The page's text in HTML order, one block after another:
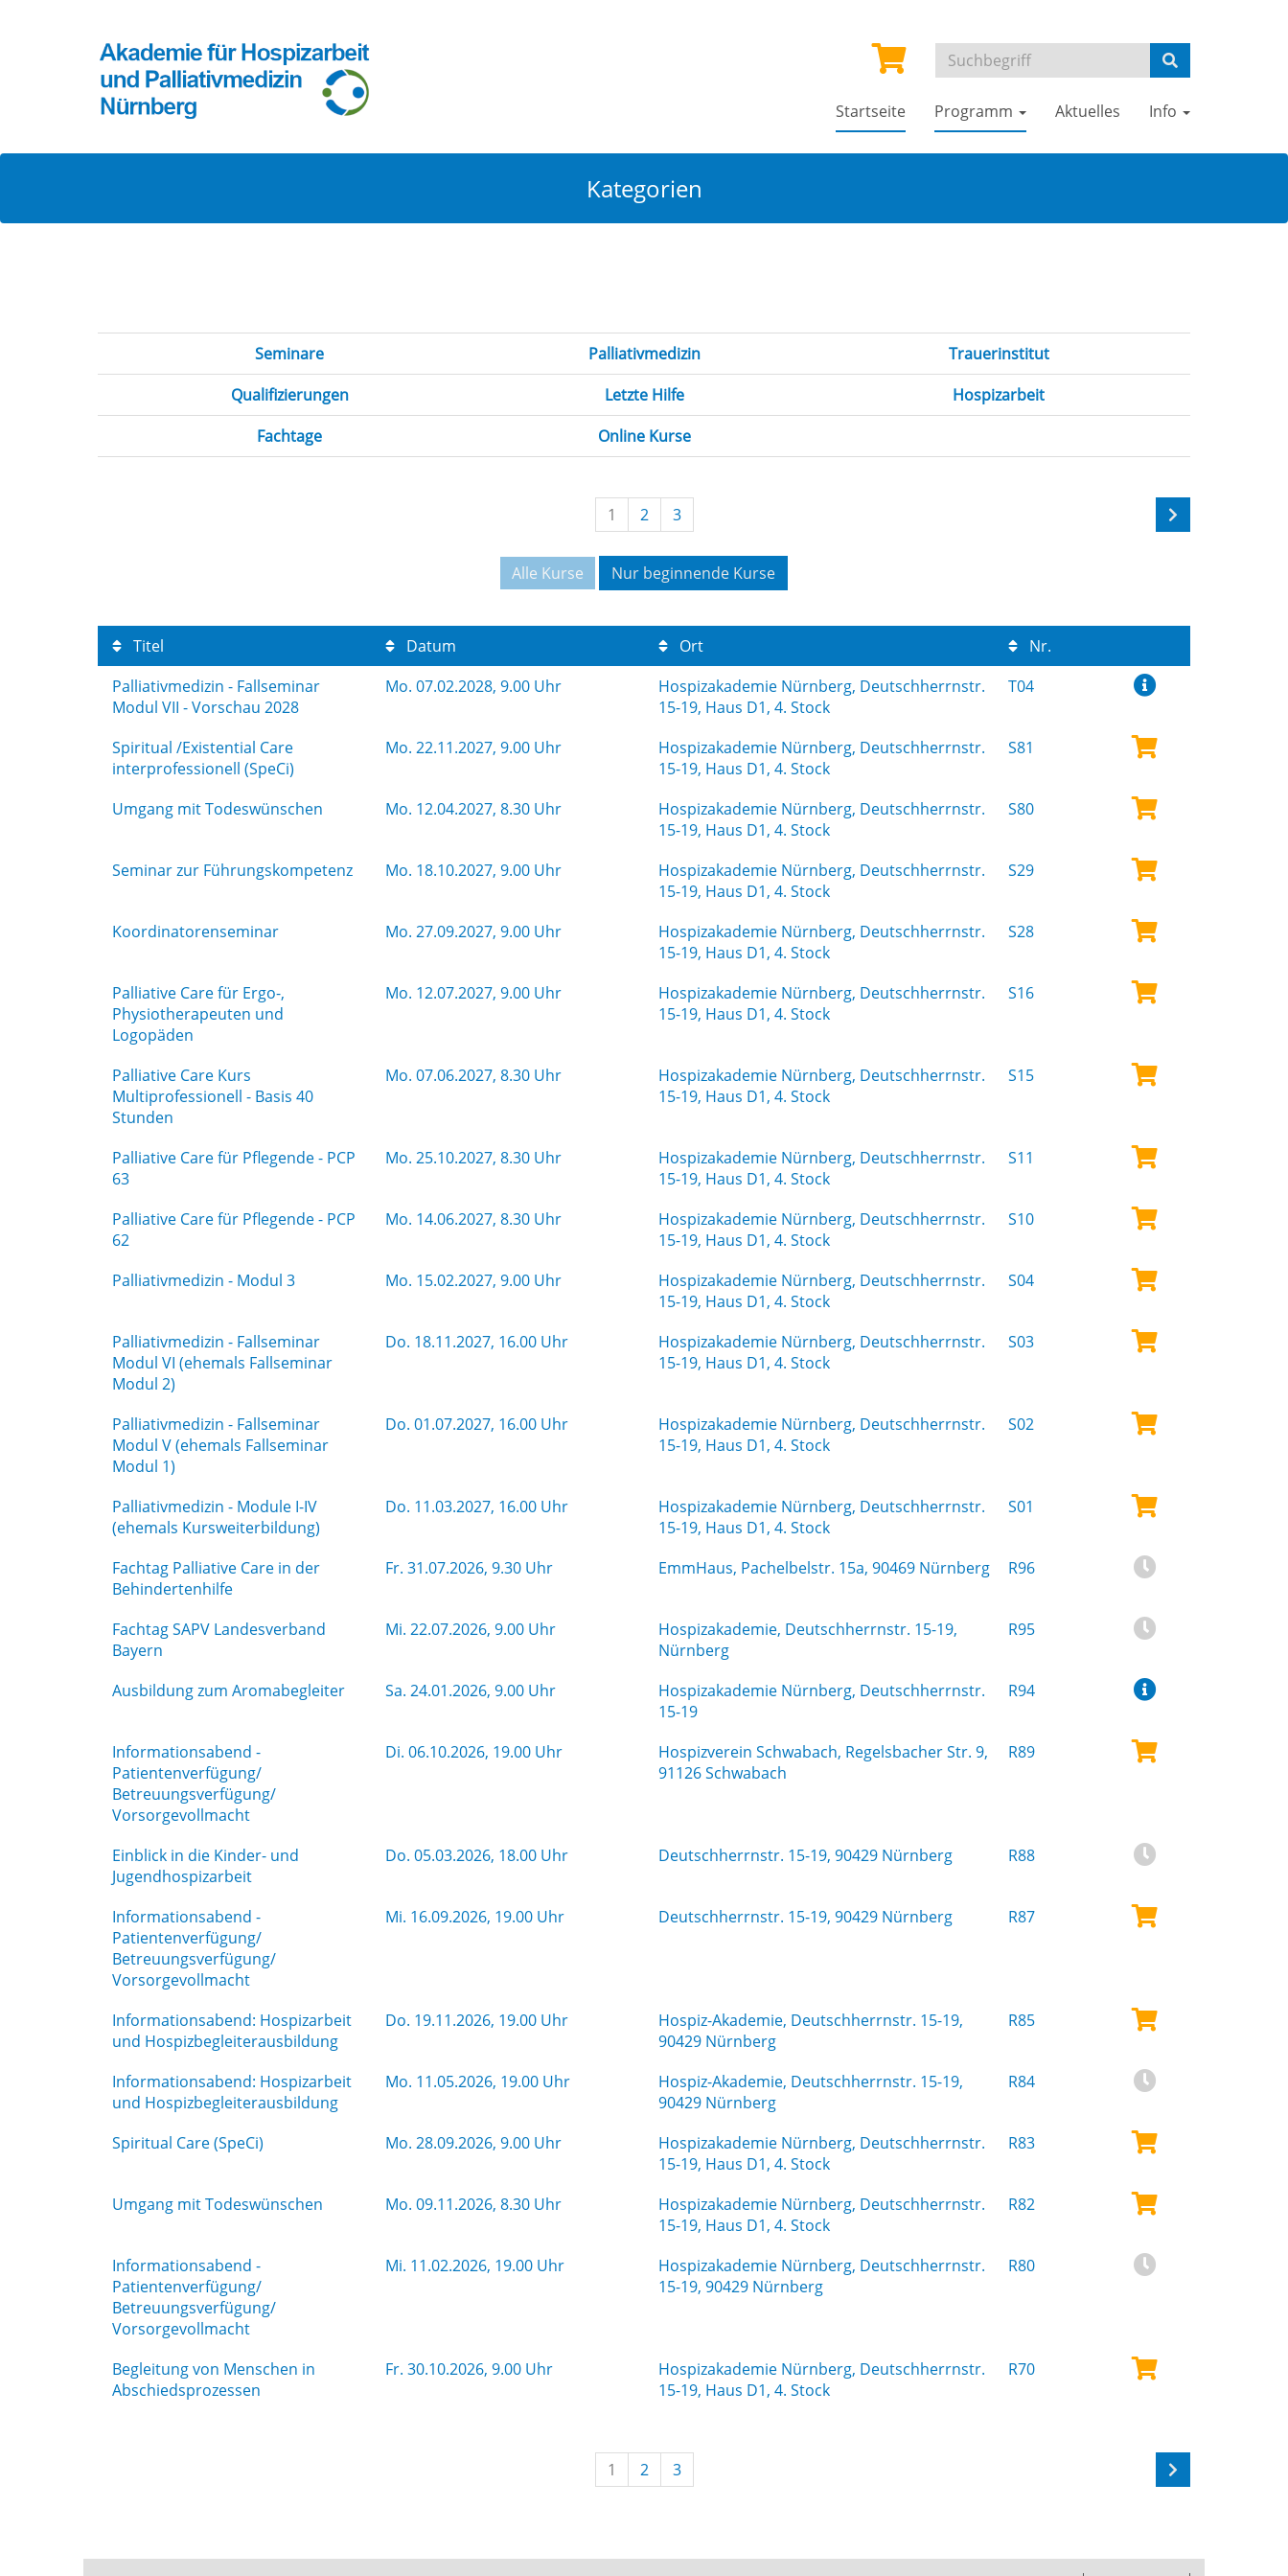
Startseite Programm Aktuelles Info
Kategorien
Seminare Palliativmedizin
Trauerinstitut
Qualifizierungen
Letzte Hilfe
Hospizarbeit
Fachtage
Online Kurse
1 2 3
Alle Kurse Nur beginnende Kurse
Titel Datum Ort
Nr.
Palliativmedizin - Fallseminar
Modul VII - Vorschau 2028
Mo. 07.02.2028, 9.00 Uhr
Hospizakademie Nürnberg, Deutschherrnstr.
15-19, Haus D1, 4. Stock
T04
Spiritual /Existential Care
interprofessionell (SpeCi)
Mo. 22.11.2027, 9.00 Uhr
Hospizakademie Nürnberg, Deutschherrnstr.
15-19, Haus D1, 4. Stock
S81
Umgang mit Todeswünschen Mo. 12.04.2027, 8.30 Uhr
Hospizakademie Nürnberg, Deutschherrnstr.
15-19, Haus D1, 4. Stock
S80
Seminar zur Führungskompetenz Mo. 18.10.2027, 9.00 Uhr
Hospizakademie Nürnberg, Deutschherrnstr.
15-19, Haus D1, 4. Stock
S29
Koordinatorenseminar Mo. 27.09.2027, 9.00 Uhr
Hospizakademie Nürnberg, Deutschherrnstr.
15-19, Haus D1, 4. Stock
S28
Palliative Care für Ergo-,
Physiotherapeuten und
Logopäden
Mo. 12.07.2027, 9.00 Uhr
Hospizakademie Nürnberg, Deutschherrnstr.
15-19, Haus D1, 4. Stock
S16
Palliative Care Kurs
Multiprofessionell - Basis 40
Stunden
Mo. 07.06.2027, 8.30 Uhr
Hospizakademie Nürnberg, Deutschherrnstr.
15-19, Haus D1, 4. Stock
S15
Palliative Care für Pflegende - PCP
63
Mo. 25.10.2027, 8.30 Uhr
Hospizakademie Nürnberg, Deutschherrnstr.
15-19, Haus D1, 4. Stock
S11
Palliative Care für Pflegende - PCP
62
Mo. 14.06.2027, 8.30 Uhr
Hospizakademie Nürnberg, Deutschherrnstr.
15-19, Haus D1, 4. Stock
S10
Palliativmedizin - Modul 3 Mo. 15.02.2027, 9.00 Uhr
Hospizakademie Nürnberg, Deutschherrnstr.
15-19, Haus D1, 4. Stock
S04
Palliativmedizin - Fallseminar
Modul VI (ehemals Fallseminar
Modul 2)
Do. 18.11.2027, 16.00 Uhr
Hospizakademie Nürnberg, Deutschherrnstr.
15-19, Haus D1, 4. Stock
S03
Palliativmedizin - Fallseminar
Modul V (ehemals Fallseminar
Modul 1)
Do. 01.07.2027, 16.00 Uhr
Hospizakademie Nürnberg, Deutschherrnstr.
15-19, Haus D1, 4. Stock
S02
Palliativmedizin - Module I-IV
(ehemals Kursweiterbildung)
Do. 11.03.2027, 16.00 Uhr
Hospizakademie Nürnberg, Deutschherrnstr.
15-19, Haus D1, 4. Stock
S01
Fachtag Palliative Care in der
Behindertenhilfe
Fr. 31.07.2026, 9.30 Uhr EmmHaus, Pachelbelstr. 15a, 90469 Nürnberg R96
Fachtag SAPV Landesverband
Bayern
Mi. 22.07.2026, 9.00 Uhr
Hospizakademie, Deutschherrnstr. 15-19,
Nürnberg
R95
Ausbildung zum Aromabegleiter Sa. 24.01.2026, 9.00 Uhr
Hospizakademie Nürnberg, Deutschherrnstr.
15-19
R94
Informationsabend -
Patientenverfügung/
Betreuungsverfügung/
Vorsorgevollmacht
Di. 06.10.2026, 19.00 Uhr
Hospizverein Schwabach, Regelsbacher Str. 9,
91126 Schwabach
R89
Einblick in die Kinder- und
Jugendhospizarbeit
Do. 05.03.2026, 18.00 Uhr Deutschherrnstr. 15-19, 90429 Nürnberg R88
Informationsabend -
Patientenverfügung/
Betreuungsverfügung/
Vorsorgevollmacht
Mi. 16.09.2026, 19.00 Uhr Deutschherrnstr. 15-19, 90429 Nürnberg R87
Informationsabend: Hospizarbeit
und Hospizbegleiterausbildung
Do. 19.11.2026, 19.00 Uhr
Hospiz-Akademie, Deutschherrnstr. 15-19,
90429 Nürnberg
R85
Informationsabend: Hospizarbeit
und Hospizbegleiterausbildung
Mo. 11.05.2026, 19.00 Uhr
Hospiz-Akademie, Deutschherrnstr. 15-19,
90429 Nürnberg
R84
Spiritual Care (SpeCi) Mo. 28.09.2026, 9.00 Uhr
Hospizakademie Nürnberg, Deutschherrnstr.
15-19, Haus D1, 4. Stock
R83
Umgang mit Todeswünschen Mo. 09.11.2026, 8.30 Uhr
Hospizakademie Nürnberg, Deutschherrnstr.
15-19, Haus D1, 4. Stock
R82
Informationsabend -
Patientenverfügung/
Betreuungsverfügung/
Vorsorgevollmacht
Mi. 11.02.2026, 19.00 Uhr
Hospizakademie Nürnberg, Deutschherrnstr.
15-19, 90429 Nürnberg
R80
Begleitung von Menschen in
Abschiedsprozessen
Fr. 30.10.2026, 9.00 Uhr
Hospizakademie Nürnberg, Deutschherrnstr.
15-19, Haus D1, 4. Stock
R70
1 2 3